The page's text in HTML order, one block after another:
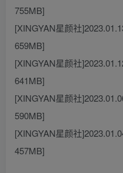
755MB]
[XINGYAN星颜社
659MB]
[XINGYAN星颜社
641MB]
[XINGYAN星颜社
590MB]
[XINGYAN星颜社
457MB]